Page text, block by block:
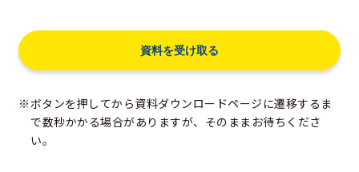
※ボタンを押してから資料ダウンロードページに遷移するま
で数秒かかる場合がありますが、そのままお待ちくださ
い。